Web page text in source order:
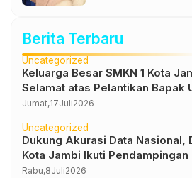
Berita Terbaru
Uncategorized
Keluarga Besar SMKN 1 Kota
Selamat atas Pelantikan Bapak
sebagai Kepala Dinas
Jumat,17Juli2026
Uncategorized
Dukung Akurasi Data Nasional,
Kota Jambi Ikuti Pendampingan
Ekonomi 2026
Rabu,8Juli2026